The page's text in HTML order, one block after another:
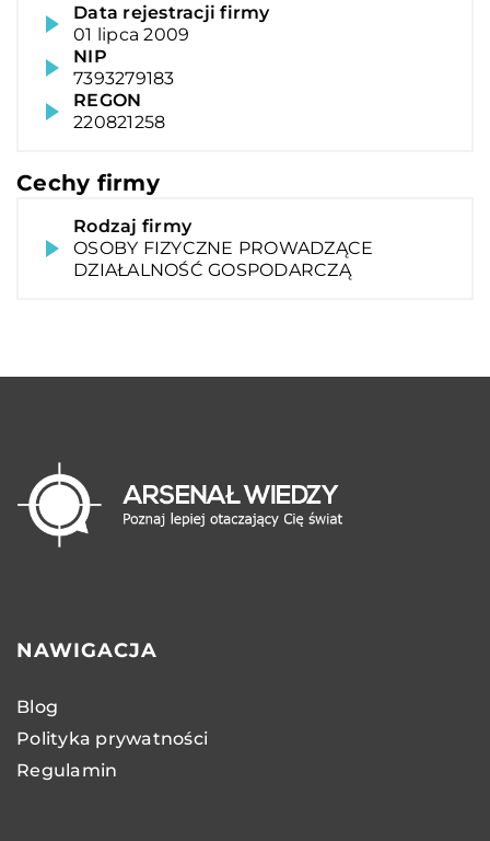
Data rejestracji firmy
01 lipca 2009
NIP
7393279183
REGON
220821258
Cechy firmy
Rodzaj firmy
OSOBY FIZYCZNE PROWADZĄCE
DZIAŁALNOŚĆ GOSPODARCZĄ
NAWIGACJA
Blog
Polityka prywatności
Regulamin